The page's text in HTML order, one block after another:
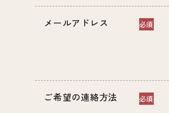
メールアドレス
ご希望の連絡方法